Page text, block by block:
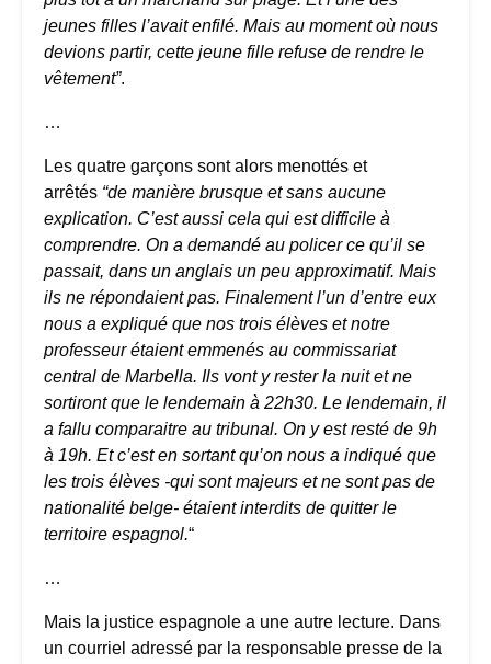
jeunes filles l’avait enfilé. Mais au moment où nous
devions partir, cette jeune fille refuse de rendre le
vêtement”.
…
Les quatre garçons sont alors menottés et
arrêtés “de manière brusque et sans aucune
explication. C’est aussi cela qui est difficile à
comprendre. On a demandé au policer ce qu’il se
passait, dans un anglais un peu approximatif. Mais
ils ne répondaient pas. Finalement l’un d’entre eux
nous a expliqué que nos trois élèves et notre
professeur étaient emmenés au commissariat
central de Marbella. Ils vont y rester la nuit et ne
sortiront que le lendemain à 22h30. Le lendemain, il
a fallu comparaitre au tribunal. On y est resté de 9h
à 19h. Et c’est en sortant qu’on nous a indiqué que
les trois élèves -qui sont majeurs et ne sont pas de
nationalité belge- étaient interdits de quitter le
territoire espagnol.“
…
Mais la justice espagnole a une autre lecture. Dans
un courriel adressé par la responsable presse de la